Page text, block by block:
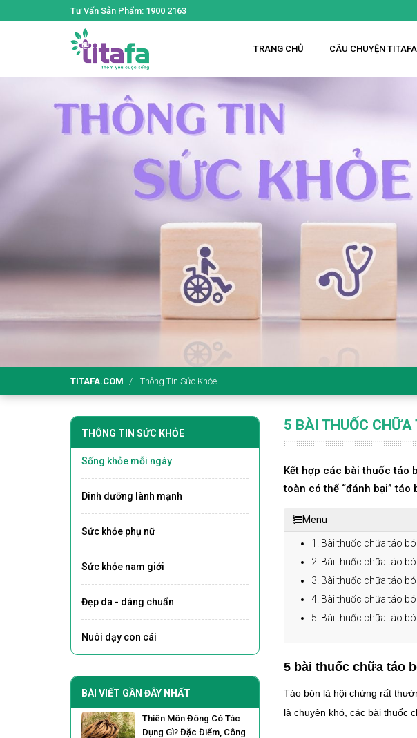
Tư Vấn Sản Phẩm: 1900 2163
TRANG CHỦ CÂU CHUYỆN TITAFA
TITAFA.COM Thông Tin Sức Khỏe
5 BÀI THUỐC CHỮA
Kết hợp các bài thuốc táo
toàn có thể “đánh bại”
Menu
1. Bài thuốc chữa táo
2. Bài thuốc chữa táo
3. Bài thuốc chữa táo
4. Bài thuốc chữa táo
5. Bài thuốc chữa táo
5 bài thuốc chữa táo
Táo bón là hội chứng rất
là chuyện khó, các bài thuốc
THÔNG TIN SỨC KHỎE
Sống khỏe mỗi ngày
Dinh dưỡng lành mạnh
Sức khỏe phụ nữ
Sức khỏe nam giới
Đẹp da - dáng chuẩn
Nuôi dạy con cái
BÀI VIẾT GẦN ĐÂY NHẤT
Thiên Môn Đông Có Tác
Dụng Gì? Đặc Điểm, Công